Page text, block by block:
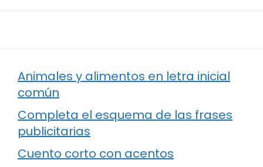
Animales y alimentos en letra inicial
común
Completa el esquema de las frases
publicitarias
Cuento corto con acentos